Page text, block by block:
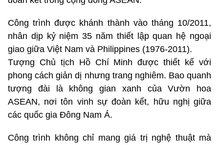
Công trình được khánh thành vào tháng 10/2011,
nhân dịp kỷ niệm 35 năm thiết lập quan hệ ngoại
giao giữa Việt Nam và Philippines (1976-2011).
Tượng Chủ tịch Hồ Chí Minh được thiết kế với
phong cách giản dị nhưng trang nghiêm. Bao quanh
tượng đài là không gian xanh của Vườn hoa
ASEAN, nơi tôn vinh sự đoàn kết, hữu nghị giữa
các quốc gia Đông Nam Á.
Công trình không chỉ mang giá trị nghệ thuật mà